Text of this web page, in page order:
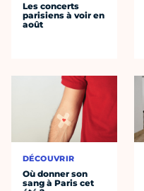
Les concerts
parisiens à voir en
août
DÉCOUVRIR
Où donner son
sang à Paris cet